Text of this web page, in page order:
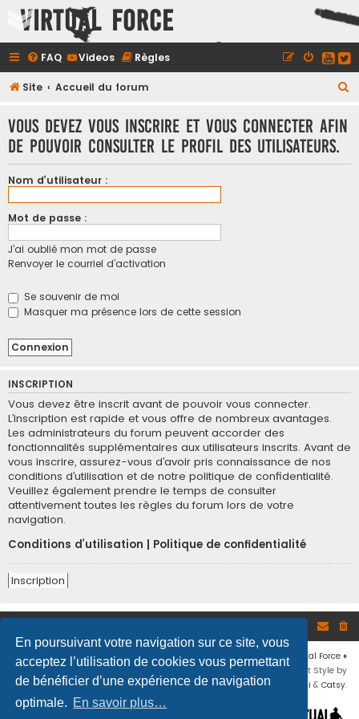
En poursuivant votre navigation sur ce site, vous
acceptez l’utilisation de cookies vous permettant
de bénéficier d’une expérience de navigation
optimale. En savoir plus…
Virtual Force
FAQ Videos Règles
Site Accueil du forum
Vous devez vous inscrire et vous connecter afin
de pouvoir consulter le profil des utilisateurs.
Nom d’utilisateur :
Mot de passe :
J’ai oublié mon mot de passe
Renvoyer le courriel d’activation
Se souvenir de moi
Masquer ma présence lors de cette session
INSCRIPTION
Vous devez être inscrit avant de pouvoir vous connecter.
L’inscription est rapide et vous offre de nombreux avantages.
Les administrateurs du forum peuvent accorder des
fonctionnalités supplémentaires aux utilisateurs inscrits. Avant de
vous inscrire, assurez-vous d’avoir pris connaissance de nos
conditions d’utilisation et de notre politique de confidentialité.
Veuillez également prendre le temps de consulter
attentivement toutes les règles du forum lors de votre
navigation.
Conditions d’utilisation
Politique de confidentialité
Inscription
Développé par phpBB ® Forum Software © phpBB Limited ♦ © 2019 Virtual Force ♦
Communauté Steam
Confidentialité
Flat Style by
Ian Bradley♦ Adapté par Mogwaii & Catsy.